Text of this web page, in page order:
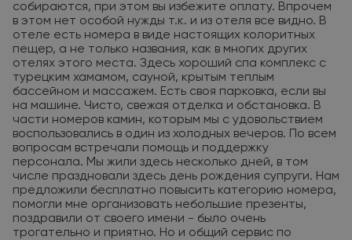
собираются, при этом вы избежите оплату. Впрочем
в этом нет особой нужды т.к. и из отеля все видно. В
отеле есть номера в виде настоящих колоритных
пещер, а не только названия, как в многих других
отелях этого места. Здесь хороший спа комплекс с
турецким хамамом, сауной, крытым теплым
бассейном и массажем. Есть своя парковка, если вы
на машине. Чисто, свежая отделка и обстановка. В
части номеров камин, которым мы с удовольствием
воспользовались в один из холодных вечеров. По всем
вопросам встречали помощь и поддержку
персонала. Мы жили здесь несколько дней, в том
числе праздновали здесь день рождения супруги. Нам
предложили бесплатно повысить категорию номера,
помогли мне организовать небольшие презенты,
поздравили от своего имени - было очень
трогательно и приятно. Но и общий сервис по